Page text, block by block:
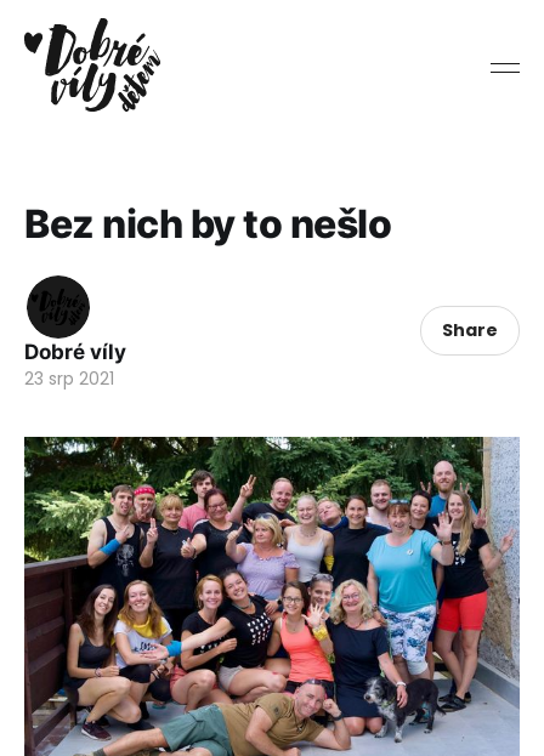
Bez nich by to nešlo
Dobré víly
23 srp 2021
Share